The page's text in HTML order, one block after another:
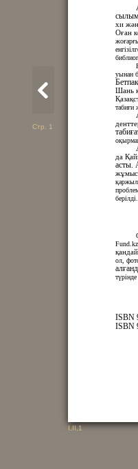
хи
Оған
уынан
Шань
табиғи
да
асты.
берілді.
ISBN
ISBN
ол,
Стр. 1
I,II,1